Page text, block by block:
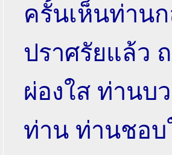
ครั้นเห็นท่าน
ปราศรัยแล้ว
ผ่องใส ท่านบ
ท่าน ท่านชอบ